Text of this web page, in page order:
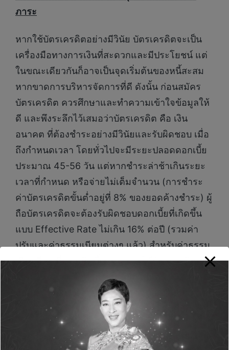
ภาระ
หากใช้บัตรเครดิตอย่างมีวินัย บัตรเครดิตจะเป็น
เครื่องมือทางการเงินที่สะดวกและมีประโยชน์ แต่
ในขณะเดียวกันก็อาจเป็นจุดเริ่มต้นของหนี้สะสม
หากขาดการบริหารจัดการที่ดี ดังนั้น ก่อนสมัคร
บัตรเครดิต ควรศึกษาและทำความเข้าใจข้อมูลให้
ดี และพึงระลึกไว้เสมอว่าบัตรเครดิต คือ เงิน
อนาคต ที่ต้องชำระอย่างมีวินัยและรับผิดชอบ เมื่อ
ถึงกำหนดเวลา โดยทั่วไปจะมีระยะปลอดดอกเบี้ย
ประมาณ 45-56 วัน แต่หากชำระล่าช้าเกินระยะ
เวลาที่กำหนด หรือจ่ายไม่เต็มจำนวน (การชำระ
ค่าบัตรเครดิตขั้นต่ำอยู่ที่ 8% ของยอดค้างชำระ) ผู้
ถือบัตรเครดิตจะต้องรับผิดชอบดอกเบี้ยที่เกิดขึ้น
แบบ Effective Rate ไม่เกิน 16% ต่อปี (รวมค่า
ปรับและค่าธรรมเนียมต่างๆ แล้ว) สำหรับค่าธรรม
เนียมอื่นๆ ที่อาจเกิดขึ้น เช่น การใช้บัตรเครดิตเบิก
ถอนเงินสด จะคิดค่าธรรมเนียมในอัตรา 3% จาก
ยอดเงินที่เบิก พร้อม VAT 7% (ข้อมูลจากธนาคาร
แห่งประเทศไทย ณ วันที่ 16 มิถุนายน 2568)
ดอกเบี้ยไม่ใช่เรื่องไกลตัว ความเข้าใจผิดเพียงเล็ก